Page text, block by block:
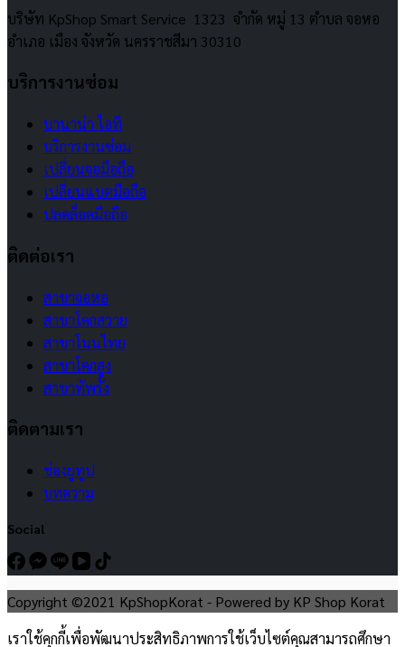
บริษัท KpShop Smart Service 1323 จำกัด หมู่ 13 ตำบล จอหอ
อำเภอ เมือง จังหวัด นครราชสีมา 30310
บริการงานซ่อม
บานาน่า ไอที
บริการงานซ่อม
เปลี่ยนจอมือถือ
เปลี่ยนแบตมือถือ
ปลดล็อคมือถือ
ติดต่อเรา
สาขาจอหอ
สาขาโคกสวาย
สาขาโนนไทย
สาขาโคกสูง
สาขาทัพรั้ง
ติดตามเรา
ช่องยูทูป
บทความ
Social
Copyright ©2021 KpShopKorat - Powered by KP Shop Korat
เราใช้คุกกี้เพื่อพัฒนาประสิทธิภาพการใช้เว็บไซต์คุณสามารถศึกษา